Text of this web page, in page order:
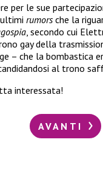
per le sue
rumorsche la
, secondo cui
gay della
– che la bombastica
al trono
interessata!
AVANTI